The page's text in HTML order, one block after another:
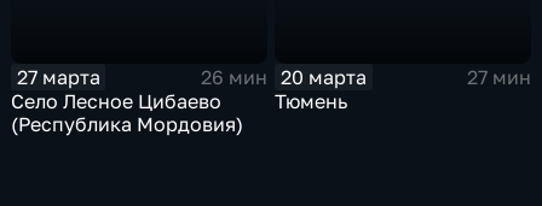
27 марта
26 мин
Село Лесное Цибаево
(Республика Мордовия)
20 марта
27 мин
Тюмень